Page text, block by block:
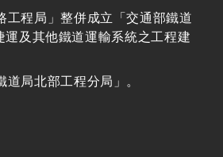
工程局」整併成立「交通部鐵道
及其他鐵道運輸系統之工程建
局北部工程分局」。